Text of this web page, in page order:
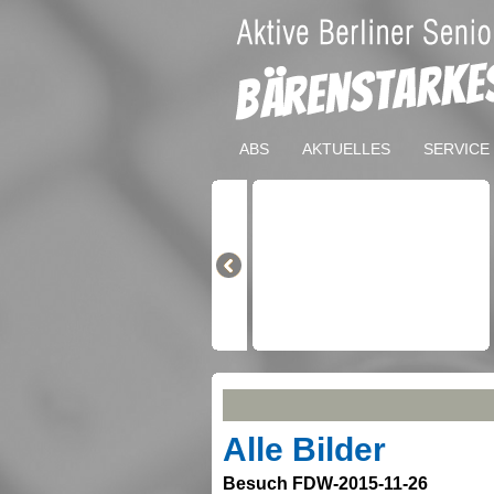
ABS AKTUELLES SERVICE
Alle Bilder
Besuch FDW-2015-11-26